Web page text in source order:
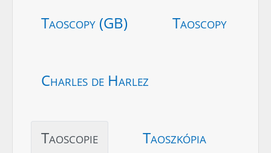
Taoscopy (GB) Taoscopy
Charles de Harlez
Taoscopie Taoszkópia